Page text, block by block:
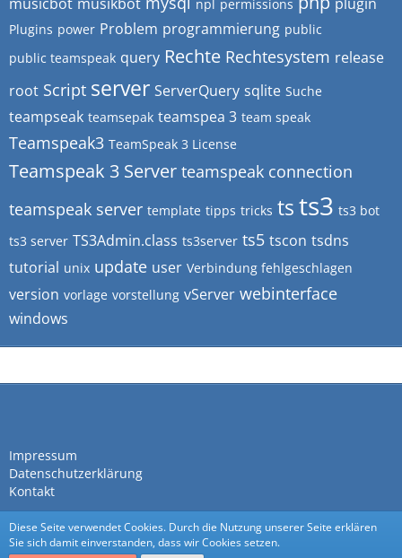
npl permissions
Plugins power Problem programmierung public
public teamspeak query Rechte Rechtesystem release
root Script server ServerQuery sqlite Suche
teampseak teamsepak teamspea 3 team speak
Teamspeak3 TeamSpeak 3 License
Teamspeak 3 Server teamspeak connection
teamspeak server template tipps tricks tsts3 ts3 bot
ts3 server TS3Admin.class ts3server ts5 tscon tsdns
tutorial unix update user Verbindung fehlgeschlagen
version vorlage vorstellung vServer webinterface
windows
Impressum
Datenschutzerklärung
Kontakt
Diese Seite verwendet Cookies. Durch die Nutzung unserer Seite erklären
Sie sich damit einverstanden, dass wir Cookies setzen.